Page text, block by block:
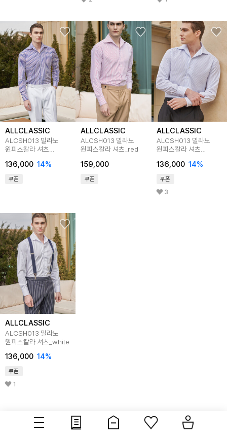
ALLCLASSIC
ALCSH013 밀라노
원피스칼라 셔츠
136,000 14%
쿠폰
ALLCLASSIC
ALCSH013 밀라노
원피스칼라 셔츠_red
159,000
쿠폰
ALLCLASSIC
ALCSH013 밀라노
원피스칼라 셔츠
136,000 14%
쿠폰
3
ALLCLASSIC
ALCSH013 밀라노
원피스칼라 셔츠_white
136,000 14%
쿠폰
1